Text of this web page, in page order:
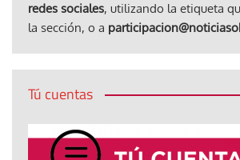
redes sociales, utilizando la etiqueta
la sección, o a
Tú cuentas